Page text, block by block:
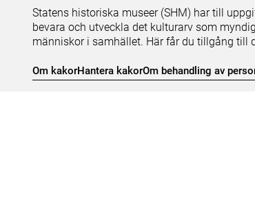
Statens historiska museer (SHM) har till
bevara och utveckla det kulturarv som
människor i samhället. Här får du tillgång till
Om kakorHantera kakorOm behandling av